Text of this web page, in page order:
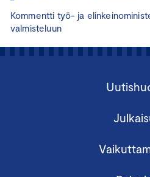
Kommentti työ- ja
valmisteluun